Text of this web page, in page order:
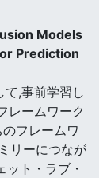
Models
Prediction
,事前学習し
レームワーク
フレームワ
リーにつなが
ト・ラブ・